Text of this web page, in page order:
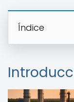
Índice